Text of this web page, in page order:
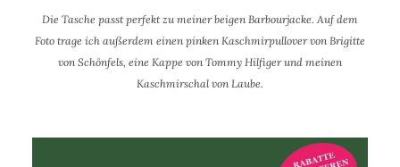
Die Tasche passt perfekt zu meiner beigen Barbourjacke. Auf dem
Foto trage ich außerdem einen pinken Kaschmirpullover von Brigitte
von Schönfels, eine Kappe von Tommy Hilfiger und meinen
Kaschmirschal von Laube.